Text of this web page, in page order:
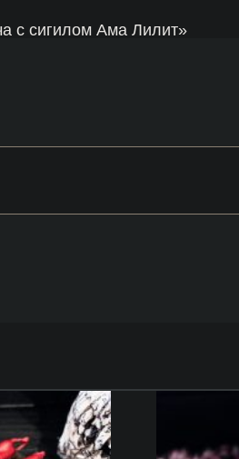
с сигилом Ама Лилит»